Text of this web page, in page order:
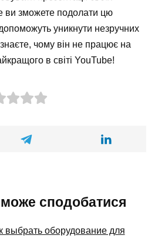
ви зможете подолати цю
уникнути незручних
чому він не працює на
в світі YouTube!
сподобатися